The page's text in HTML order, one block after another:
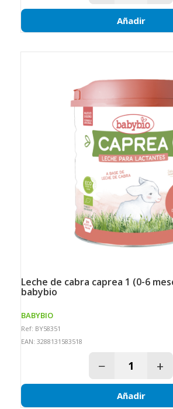
Añadir
leche de cabra caprea 1 (0-6 meses) 800gr de
babybio
BABYBIO
Ref: BY58351
EAN: 3288131583518
− +
Añadir